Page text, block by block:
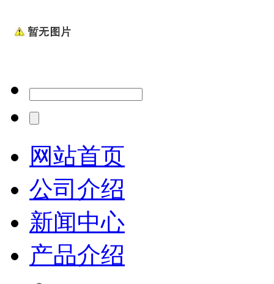
网站首页
公司介绍
新闻中心
产品介绍